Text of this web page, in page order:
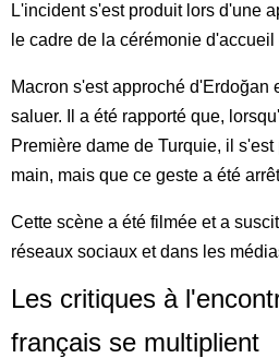
L'incident s'est produit lors d'une
le cadre de la cérémonie
Macron s'est approché d'Erdoğan
saluer. Il a été rapporté que,
Première dame de Turquie, il
main, mais que ce geste a été
Cette scène a été filmée et a
réseaux sociaux et dans les
Les critiques à
français se multiplient